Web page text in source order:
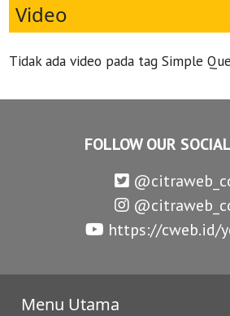
Video
Tidak ada video pada tag Simple
FOLLOW OUR
https://cweb.id/
Menu Utama